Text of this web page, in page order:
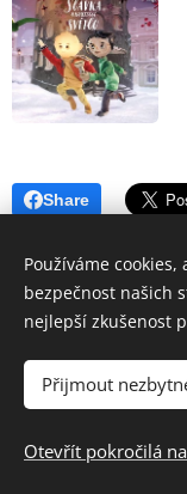
Share
© 2024 Základní
příspěvková
Používáme
bezpečnost našich
nejlepší zkušenost
Přijmout
Otevřít pokročilá